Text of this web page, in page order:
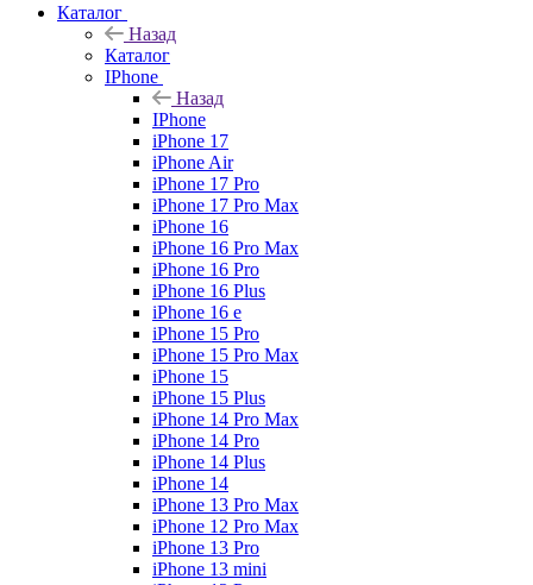
Каталог
Назад
Каталог
IPhone
Назад
IPhone
iPhone 17
iPhone Air
iPhone 17 Pro
iPhone 17 Pro Max
iPhone 16
iPhone 16 Pro Max
iPhone 16 Pro
iPhone 16 Plus
iPhone 16 e
iPhone 15 Pro
iPhone 15 Pro Max
iPhone 15
iPhone 15 Plus
iPhone 14 Pro Max
iPhone 14 Pro
iPhone 14 Plus
iPhone 14
iPhone 13 Pro Max
iPhone 12 Pro Max
iPhone 13 Pro
iPhone 13 mini